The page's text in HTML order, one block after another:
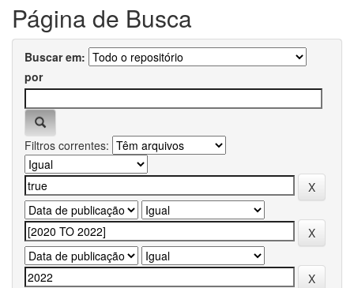
Página de Busca
Buscar em:
por
Filtros correntes: